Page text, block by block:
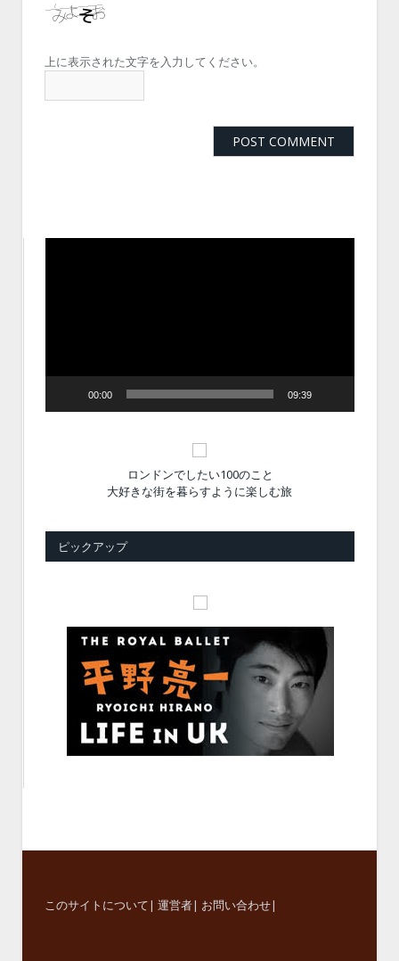
上に表示された文字を入力してください。
00:00 09:39
ロンドンでしたい100のこと
大好きな街を暮らすように楽しむ旅
ピックアップ
このサイトについて| 運営者| お問い合わせ|